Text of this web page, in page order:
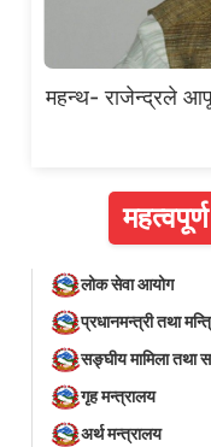
महन्थ- राजेन्द्रले
लोक सेवा आयोग
प्रधानमन्त्री तथा
सङ्घीय मामिला तथा
गृह मन्त्रालय
अर्थ मन्त्रालय